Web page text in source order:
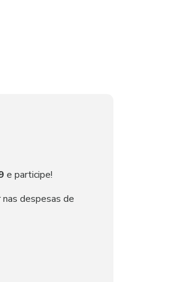
e participe!
nas despesas de